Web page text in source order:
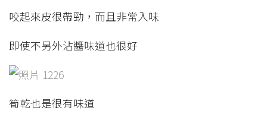
咬起來皮很帶勁，而且非常入味
即使不另外沾醬味道也很好
筍乾也是很有味道